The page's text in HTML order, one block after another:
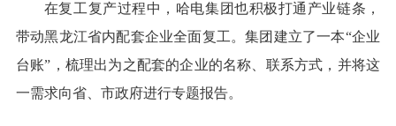
在复工复产过程中，哈电集团也积极打通产业链条，
带动黑龙江省内配套企业全面复工。集团建立了一本“企业
台账”，梳理出为之配套的企业的名称、联系方式，并将这
一需求向省、市政府进行专题报告。